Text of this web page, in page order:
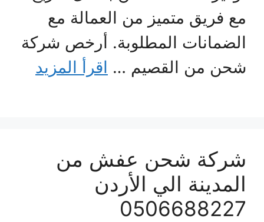
مع فريق متميز من العمالة مع
الضمانات المطلوبة. أرخص شركة
شحن من القصيم … اقرأ المزيد
شركة شحن عفش من
المدينة الي الأردن
0506688227